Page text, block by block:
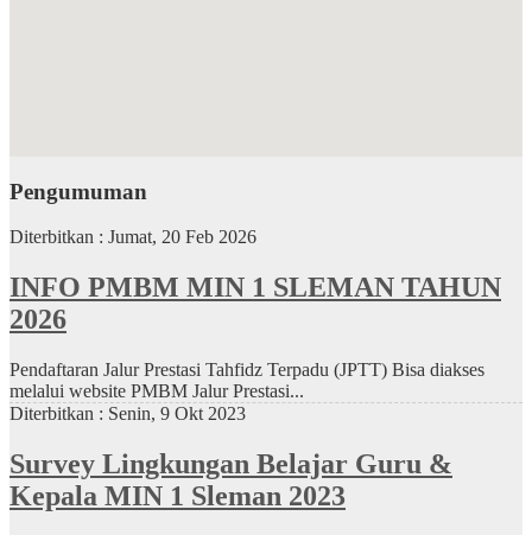
Pengumuman
Diterbitkan : Jumat, 20 Feb 2026
INFO PMBM MIN 1 SLEMAN TAHUN
2026
Pendaftaran Jalur Prestasi Tahfidz Terpadu (JPTT) Bisa diakses
melalui website PMBM Jalur Prestasi...
Diterbitkan : Senin, 9 Okt 2023
Survey Lingkungan Belajar Guru &
Kepala MIN 1 Sleman 2023